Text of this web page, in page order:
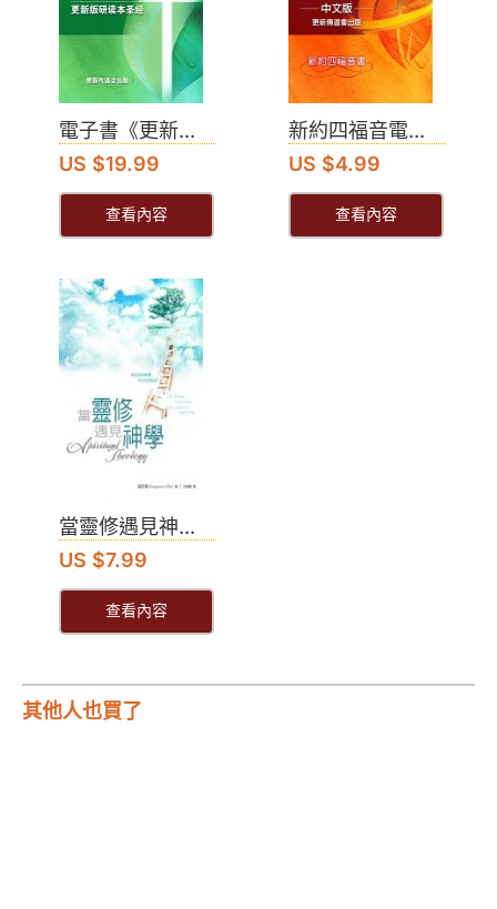
電子書《更新...
US $19.99
查看內容
新約四福音電...
US $4.99
查看內容
當靈修遇見神...
US $7.99
查看內容
其他人也買了